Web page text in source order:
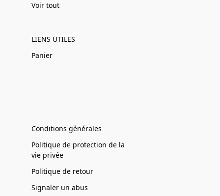
Voir tout
LIENS UTILES
Panier
Conditions générales
Politique de protection de la
vie privée
Politique de retour
Signaler un abus